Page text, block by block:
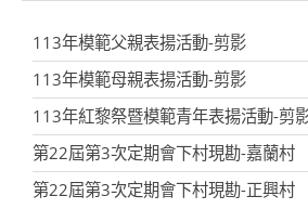
113年模範父親表揚活動-剪影
113年模範母親表揚活動-剪影
113年紅黎祭暨模範青年表揚活動-剪
第22屆第3次定期會下村現勘-嘉蘭村
第22屆第3次定期會下村現勘-正興村